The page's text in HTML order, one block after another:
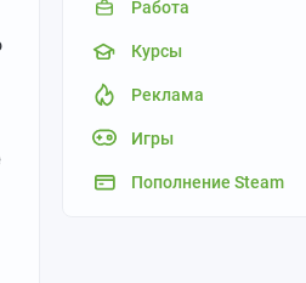
Работа
Курсы
Реклама
Игры
Пополнение Steam